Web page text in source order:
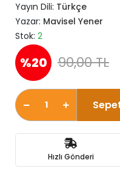
Yayın Dili: Türkçe
Yazar: Mavisel Yener
Stok: 2
%20 90,00 TL
Hızlı Gönderi